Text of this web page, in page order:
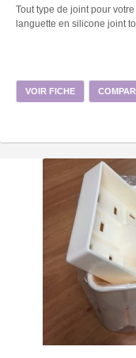
Tout type de joint pour
languette en silicone joint
VOIR FICHE